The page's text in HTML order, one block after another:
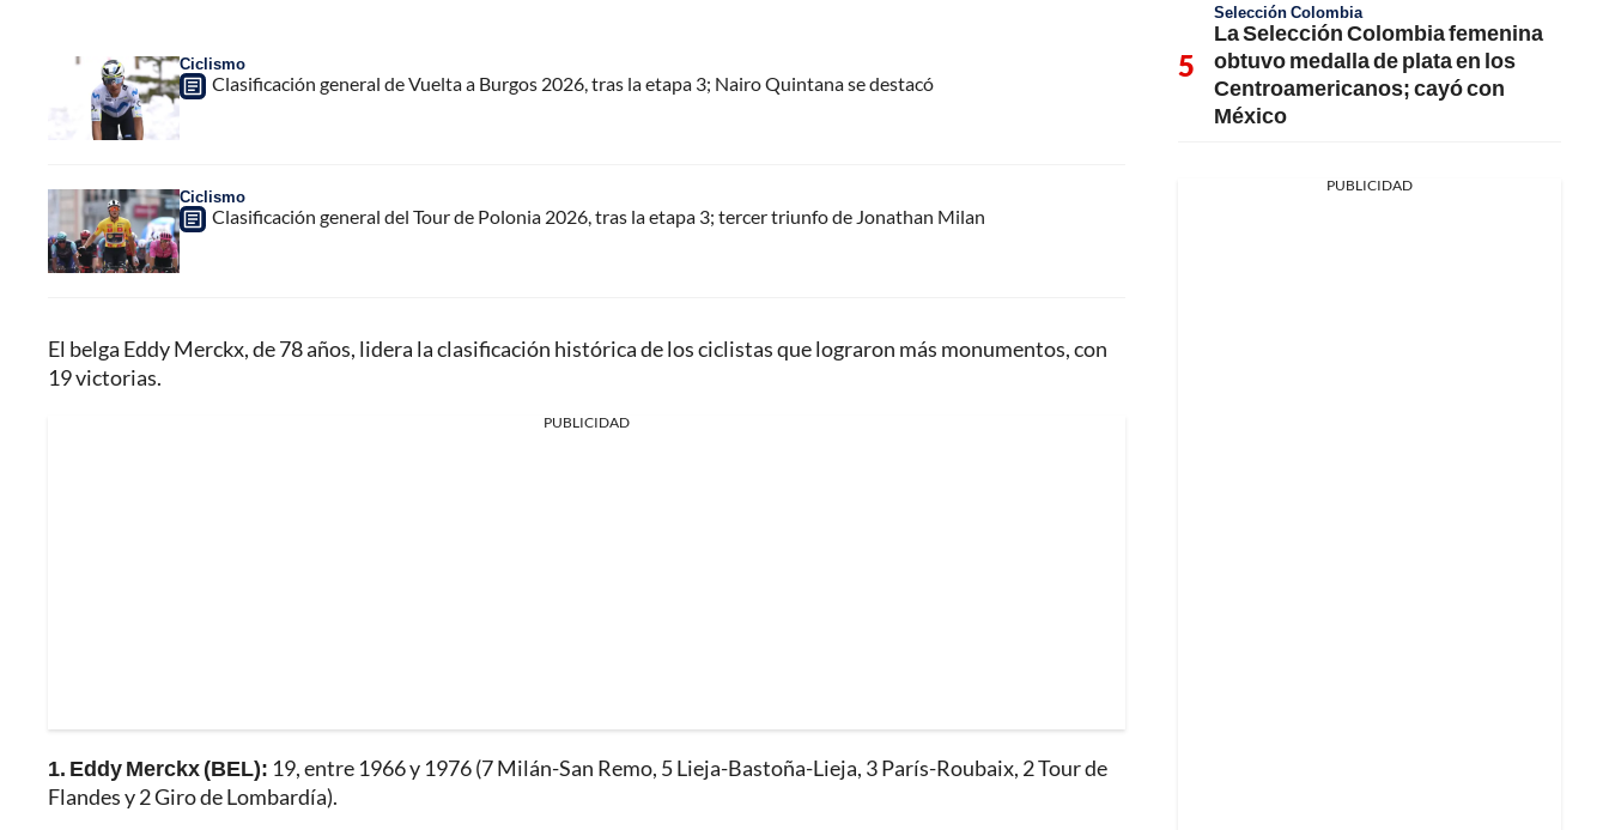
Ciclismo
Clasificación general de Vuelta a Burgos 2026, tras la etapa 3; Nairo Quintana se destacó
Ciclismo
Clasificación general del Tour de Polonia 2026, tras la etapa 3; tercer triunfo de Jonathan Milan
El belga Eddy Merckx, de 78 años, lidera la clasificación histórica de los ciclistas que lograron más monumentos, con
19 victorias.
PUBLICIDAD
1. Eddy Merckx (BEL): 19, entre 1966 y 1976 (7 Milán-San Remo, 5 Lieja-Bastoña-Lieja, 3 París-Roubaix, 2 Tour de
Flandes y 2 Giro de Lombardía).
Selección Colombia
La Selección Colombia femenina
obtuvo medalla de plata en los
Centroamericanos; cayó con
México
PUBLICIDAD